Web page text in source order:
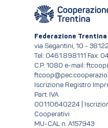
Federazione
via Segantini, 10 -
Tel: 0461.898111 Fax:
C.P. 1080 e-mail:
Iscrizione Registro
Part. IVA
00110640224 |
Cooperativi
MU-CAL n. A157943